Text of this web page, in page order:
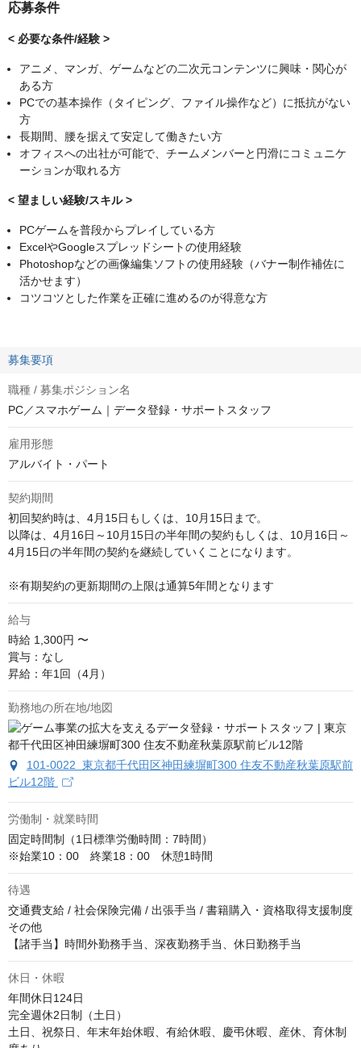
応募条件
< 必要な条件/経験 >
アニメ、マンガ、ゲームなどの二次元コンテンツに興味・関心が
ある方
PCでの基本操作（タイピング、ファイル操作など）に抵抗がない
方
長期間、腰を据えて安定して働きたい方
オフィスへの出社が可能で、チームメンバーと円滑にコミュニケ
ーションが取れる方
< 望ましい経験/スキル >
PCゲームを普段からプレイしている方
ExcelやGoogleスプレッドシートの使用経験
Photoshopなどの画像編集ソフトの使用経験（バナー制作補佐に
活かせます）
コツコツとした作業を正確に進めるのが得意な方
募集要項
職種 / 募集ポジション名
PC／スマホゲーム｜データ登録・サポートスタッフ
雇用形態
アルバイト・パート
契約期間
初回契約時は、4月15日もしくは、10月15日まで。
以降は、4月16日～10月15日の半年間の契約もしくは、10月16日～
4月15日の半年間の契約を継続していくことになります。
※有期契約の更新期間の上限は通算5年間となります
給与
時給 1,300円 〜
賞与：なし
昇給：年1回（4月）
勤務地の所在地/地図
101-0022 東京都千代田区神田練塀町300 住友不動産秋葉原駅前
ビル12階
労働制・就業時間
固定時間制（1日標準労働時間：7時間）
※始業10：00　終業18：00　休憩1時間
待遇
交通費支給 / 社会保険完備 / 出張手当 / 書籍購入・資格取得支援制度
その他
【諸手当】時間外勤務手当、深夜勤務手当、休日勤務手当
休日・休暇
年間休日124日
完全週休2日制（土日）
土日、祝祭日、年末年始休暇、有給休暇、慶弔休暇、産休、育休制